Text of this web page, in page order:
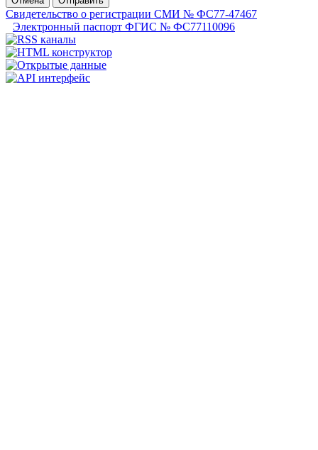
Свидетельство о регистрации СМИ № ФС77-47467
Электронный паспорт ФГИС № ФС77110096